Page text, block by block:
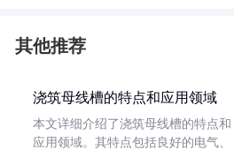
其他推荐
浇筑母线槽的特点和应用领域
本文详细介绍了浇筑母线槽的特点和
应用领域。其特点包括良好的电气、